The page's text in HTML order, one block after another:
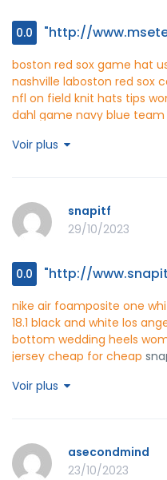
0.0 "http://
boston red sox game hat
nashville laboston red sox
nfl on field knit hats tips
dahl game navy blue team
piece dress
Voir plus
snapitf
29/10/2023
0.0 "http://
nike air foamposite one
18.1 black and white los
bottom wedding heels
jersey cheap for cheap
Voir plus
asecondmind
23/10/2023